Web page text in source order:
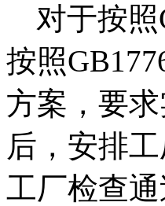
对于按照
按照
方案，要
后，安排
工厂检查